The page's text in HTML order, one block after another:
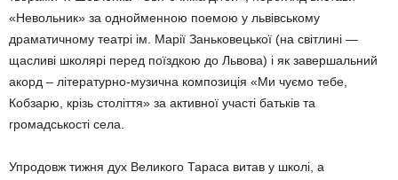
«Невольник» за однойменною поемою у львівському
драматичному театрі ім. Марії Заньковецької (на світлині —
щасливі школярі перед поїздкою до Львова) і як завершальний
акорд – літературно-музична композиція «Ми чуємо тебе,
Кобзарю, крізь століття» за активної участі батьків та
громадськості села.
Упродовж тижня дух Великого Тараса витав у школі, а